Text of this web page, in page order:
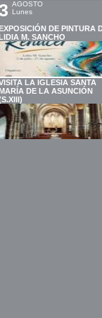
AGOSTO
Lunes
DE PINTURA
M. SANCHO
LA IGLESIA SANTA
DE LA ASUNCIÓN